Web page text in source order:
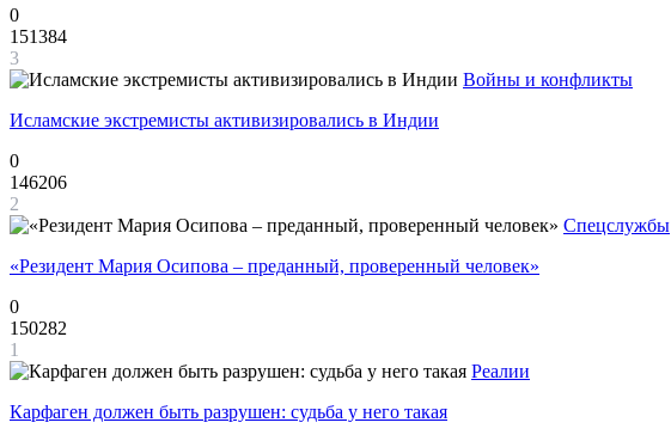
0
151384
3
Войны и конфликты
Исламские экстремисты активизировались в Индии
0
146206
2
Спецслужбы
«Резидент Мария Осипова – преданный, проверенный человек»
0
150282
1
Реалии
Карфаген должен быть разрушен: судьба у него такая